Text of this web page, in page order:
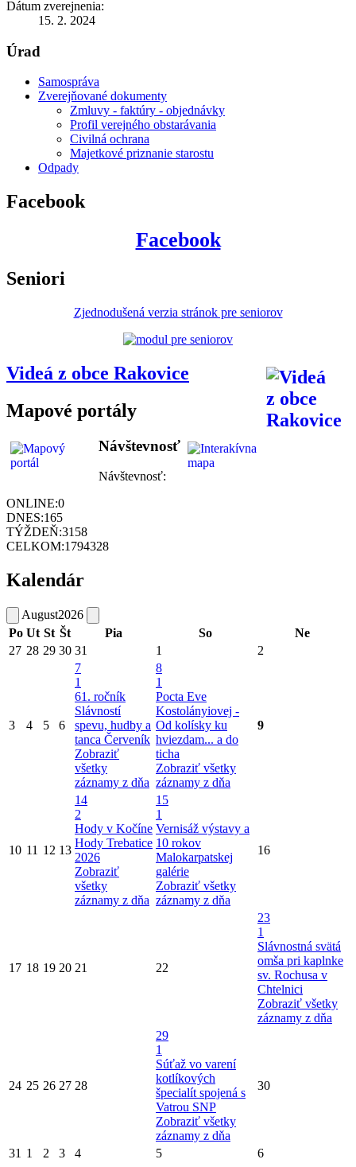
Dátum zverejnenia:
15. 2. 2024
Úrad
Samospráva
Zverejňované dokumenty
Zmluvy - faktúry - objednávky
Profil verejného obstarávania
Civilná ochrana
Majetkové priznanie starostu
Odpady
Facebook
Facebook
Seniori
Zjednodušená verzia stránok pre seniorov
Videá z obce Rakovice
Mapové portály
Návštevnosť
Návštevnosť:
ONLINE:0
DNES:165
TÝŽDEŇ:3158
CELKOM:1794328
Kalendár
August2026
Po Ut St Št Pia So
Ne
27 28 29 30 31 1 2
3 4 5 6
7
1
61. ročník
Slávností
spevu, hudby a
tanca Červeník
Zobraziť
všetky
záznamy z dňa
8
1
Pocta Eve
Kostolányiovej -
Od kolísky ku
hviezdam... a do
ticha
Zobraziť všetky
záznamy z dňa
9
10 11 12 13
14
2
Hody v Kočíne
Hody Trebatice
2026
Zobraziť
všetky
záznamy z dňa
15
1
Vernisáž výstavy a
10 rokov
Malokarpatskej
galérie
Zobraziť všetky
záznamy z dňa
16
17 18 19 20 21 22
23
1
Slávnostná svätá
omša pri kaplnke
sv. Rochusa v
Chtelnici
Zobraziť všetky
záznamy z dňa
24 25 26 27 28
29
1
Súťaž vo varení
kotlíkových
špecialít spojená s
Vatrou SNP
Zobraziť všetky
záznamy z dňa
30
31 1 2 3 4 5 6